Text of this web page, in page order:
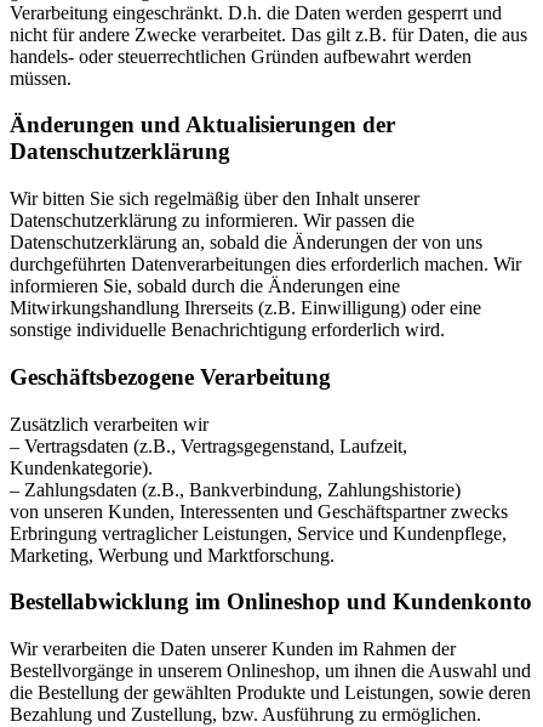
Verarbeitung eingeschränkt. D.h. die Daten werden gesperrt und
nicht für andere Zwecke verarbeitet. Das gilt z.B. für Daten, die aus
handels- oder steuerrechtlichen Gründen aufbewahrt werden
müssen.
Änderungen und Aktualisierungen der
Datenschutzerklärung
Wir bitten Sie sich regelmäßig über den Inhalt unserer
Datenschutzerklärung zu informieren. Wir passen die
Datenschutzerklärung an, sobald die Änderungen der von uns
durchgeführten Datenverarbeitungen dies erforderlich machen. Wir
informieren Sie, sobald durch die Änderungen eine
Mitwirkungshandlung Ihrerseits (z.B. Einwilligung) oder eine
sonstige individuelle Benachrichtigung erforderlich wird.
Geschäftsbezogene Verarbeitung
Zusätzlich verarbeiten wir
– Vertragsdaten (z.B., Vertragsgegenstand, Laufzeit,
Kundenkategorie).
– Zahlungsdaten (z.B., Bankverbindung, Zahlungshistorie)
von unseren Kunden, Interessenten und Geschäftspartner zwecks
Erbringung vertraglicher Leistungen, Service und Kundenpflege,
Marketing, Werbung und Marktforschung.
Bestellabwicklung im Onlineshop und Kundenkonto
Wir verarbeiten die Daten unserer Kunden im Rahmen der
Bestellvorgänge in unserem Onlineshop, um ihnen die Auswahl und
die Bestellung der gewählten Produkte und Leistungen, sowie deren
Bezahlung und Zustellung, bzw. Ausführung zu ermöglichen.